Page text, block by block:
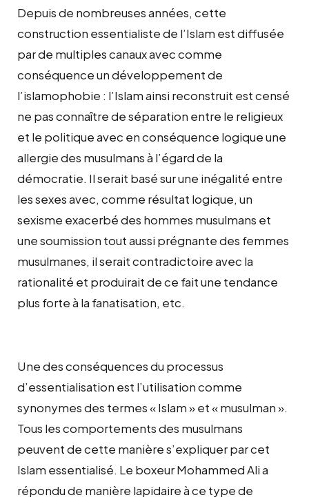
Depuis de nombreuses années, cette
construction essentialiste de l’Islam est diffusée
par de multiples canaux avec comme
conséquence un développement de
l’islamophobie : l’Islam ainsi reconstruit est censé
ne pas connaître de séparation entre le religieux
et le politique avec en conséquence logique une
allergie des musulmans à l’égard de la
démocratie. Il serait basé sur une inégalité entre
les sexes avec, comme résultat logique, un
sexisme exacerbé des hommes musulmans et
une soumission tout aussi prégnante des femmes
musulmanes, il serait contradictoire avec la
rationalité et produirait de ce fait une tendance
plus forte à la fanatisation, etc.
Une des conséquences du processus
d’essentialisation est l’utilisation comme
synonymes des termes « Islam » et « musulman ».
Tous les comportements des musulmans
peuvent de cette manière s’expliquer par cet
Islam essentialisé. Le boxeur Mohammed Ali a
répondu de manière lapidaire à ce type de